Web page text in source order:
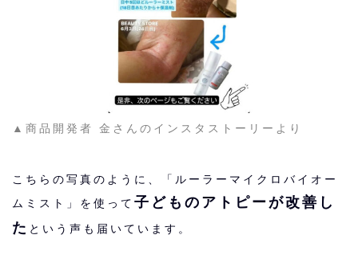
▲商品開発者 金さんのインスタストーリーより
こちらの写真のように、「ルーラーマイクロバイオー
ムミスト」を使って 子どものアトピーが改善し
た という声も届いています。